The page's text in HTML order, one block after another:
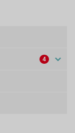
cenníkovej4